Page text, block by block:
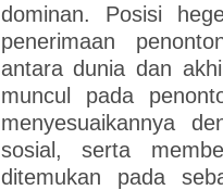
dominan. Posisi
penerimaan
antara dunia dan
muncul pada
menyesuaikannya
sosial, serta
ditemukan pada